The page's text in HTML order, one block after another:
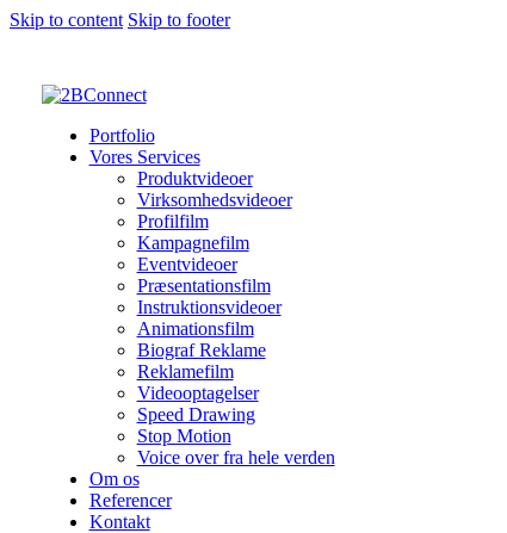
Skip to content Skip to footer
Portfolio
Vores Services
Produktvideoer
Virksomhedsvideoer
Profilfilm
Kampagnefilm
Eventvideoer
Præsentationsfilm
Instruktionsvideoer
Animationsfilm
Biograf Reklame
Reklamefilm
Videooptagelser
Speed Drawing
Stop Motion
Voice over fra hele verden
Om os
Referencer
Kontakt